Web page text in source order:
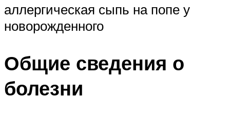
аллергическая сыпь на попе у
новорожденного
Общие сведения о
болезни